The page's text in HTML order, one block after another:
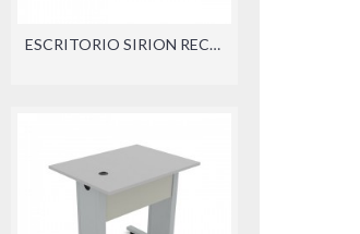
ESCRITORIO SIRION RECTO